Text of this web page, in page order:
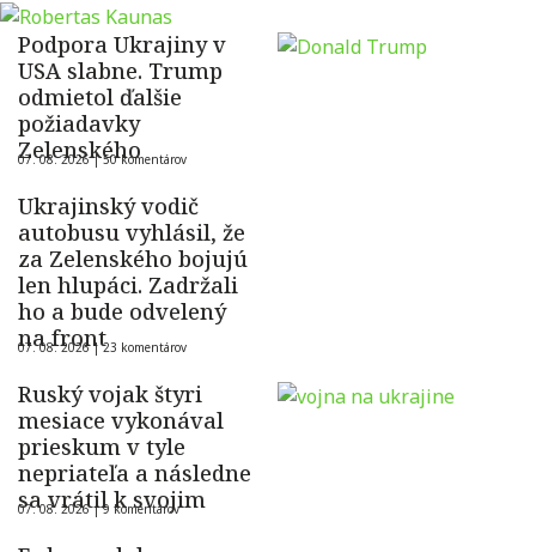
Podpora Ukrajiny v
USA slabne. Trump
odmietol ďalšie
požiadavky
Zelenského
07. 08. 2026 |50 komentárov
Ukrajinský vodič
autobusu vyhlásil, že
za Zelenského bojujú
len hlupáci. Zadržali
ho a bude odvelený
na front
07. 08. 2026 |23 komentárov
Ruský vojak štyri
mesiace vykonával
prieskum v tyle
nepriateľa a následne
sa vrátil k svojim
07. 08. 2026 |9 komentárov